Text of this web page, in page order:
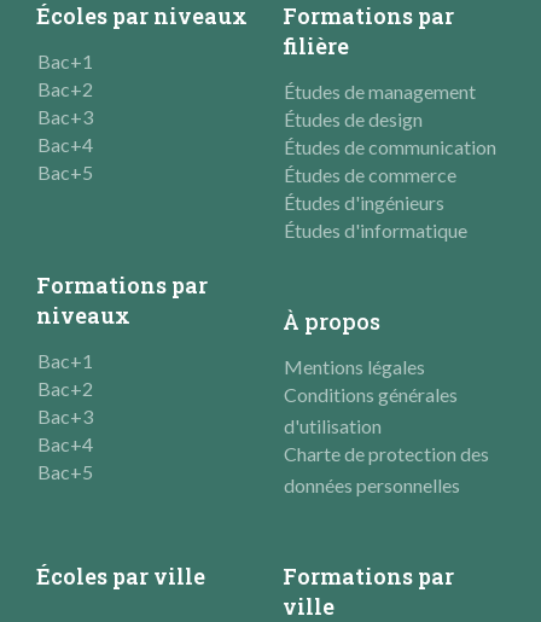
Écoles par niveaux
Bac+1
Bac+2
Bac+3
Bac+4
Bac+5
Formations par
filière
Études de management
Études de design
Études de communication
Études de commerce
Études d'ingénieurs
Études d'informatique
Formations par
niveaux
Bac+1
Bac+2
Bac+3
Bac+4
Bac+5
À propos
Mentions légales
Conditions générales
d'utilisation
Charte de protection des
données personnelles
Écoles par ville
Formations par
ville